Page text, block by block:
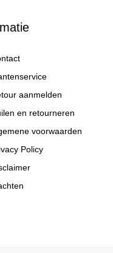
aanmelden
en retourneren
voorwaarden
Policy